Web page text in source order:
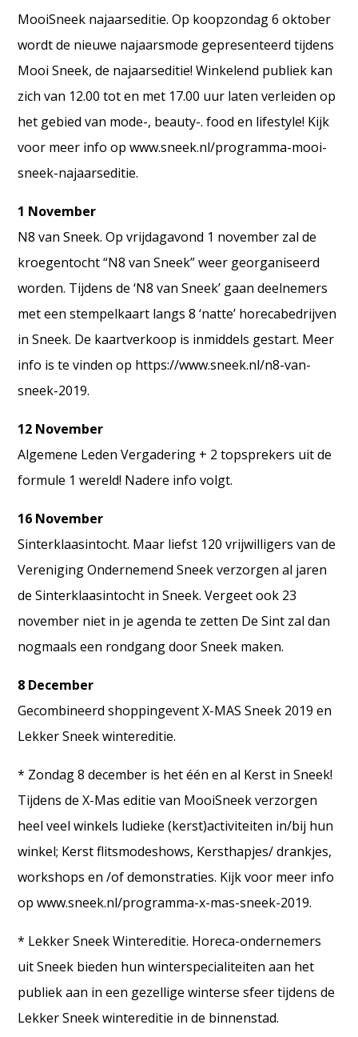
MooiSneek najaarseditie. Op koopzondag 6 oktober
wordt de nieuwe najaarsmode gepresenteerd tijdens
Mooi Sneek, de najaarseditie! Winkelend publiek kan
zich van 12.00 tot en met 17.00 uur laten verleiden op
het gebied van mode-, beauty-. food en lifestyle! Kijk
voor meer info op www.sneek.nl/programma-mooi-
sneek-najaarseditie.
1 November
N8 van Sneek. Op vrijdagavond 1 november zal de
kroegentocht “N8 van Sneek” weer georganiseerd
worden. Tijdens de ‘N8 van Sneek’ gaan deelnemers
met een stempelkaart langs 8 ‘natte’ horecabedrijven
in Sneek. De kaartverkoop is inmiddels gestart. Meer
info is te vinden op https://www.sneek.nl/n8-van-
sneek-2019.
12 November
Algemene Leden Vergadering + 2 topsprekers uit de
formule 1 wereld! Nadere info volgt.
16 November
Sinterklaasintocht. Maar liefst 120 vrijwilligers van de
Vereniging Ondernemend Sneek verzorgen al jaren
de Sinterklaasintocht in Sneek. Vergeet ook 23
november niet in je agenda te zetten De Sint zal dan
nogmaals een rondgang door Sneek maken.
8 December
Gecombineerd shoppingevent X-MAS Sneek 2019 en
Lekker Sneek wintereditie.
* Zondag 8 december is het één en al Kerst in Sneek!
Tijdens de X-Mas editie van MooiSneek verzorgen
heel veel winkels ludieke (kerst)activiteiten in/bij hun
winkel; Kerst flitsmodeshows, Kersthapjes/ drankjes,
workshops en /of demonstraties. Kijk voor meer info
op www.sneek.nl/programma-x-mas-sneek-2019.
* Lekker Sneek Wintereditie. Horeca-ondernemers
uit Sneek bieden hun winterspecialiteiten aan het
publiek aan in een gezellige winterse sfeer tijdens de
Lekker Sneek wintereditie in de binnenstad.